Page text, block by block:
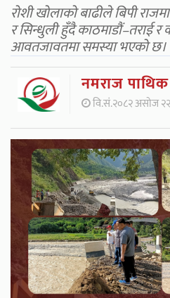
रोशी खोलाको बाढीले बिपी
र सिन्धुली हुँदै काठमाडौं–तराई
आवतजावतमा समस्या भएको छ।
नमराज पाथिक
वि.सं.२०८२ असोज